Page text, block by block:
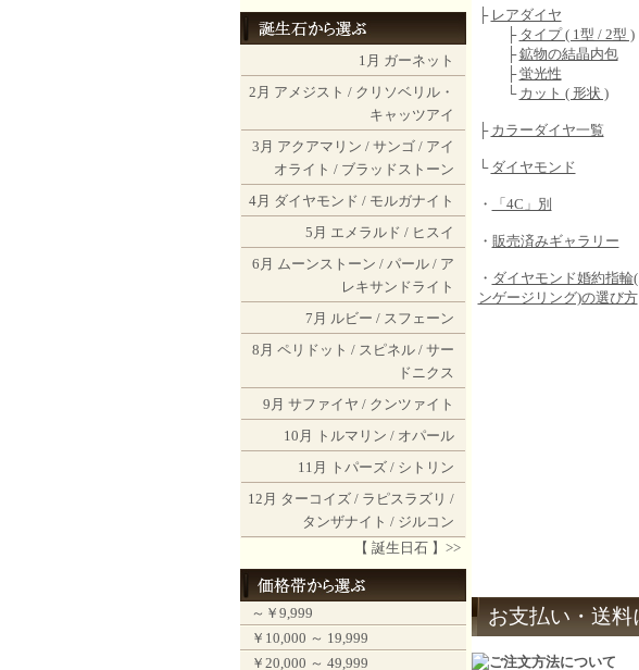
1月 ガーネット
2月 アメジスト / クリソベリル・
キャッツアイ
3月 アクアマリン / サンゴ/ アイ
オライト / ブラッドストーン
4月 ダイヤモンド / モルガナイト
5月 エメラルド / ヒスイ
6月 ムーンストーン / パール/ ア
レキサンドライト
7月 ルビー / スフェーン
8月 ペリドット / スピネル/ サー
ドニクス
9月 サファイヤ / クンツァイト
10月
トルマリン / オパール
11月
トパーズ/ シトリン
12月 ターコイズ/ ラピスラズリ /
タンザナイト / ジルコン
【 誕生日石 】>>
～￥9,999
￥10,000 ～ 19,999
￥20,000 ～ 49,999
├ レアダイヤ
├ タイプ ( 1型 / 2型 )
├鉱物の結晶内包
├蛍光性
└ カット ( 形状 )
├ カラーダイヤ一覧
└ ダイヤモンド
・ 「4C」別
・ 販売済みギャラリー
・ ダイヤモンド婚約指輪
ンゲージリング)の選び方
お支払い・送料